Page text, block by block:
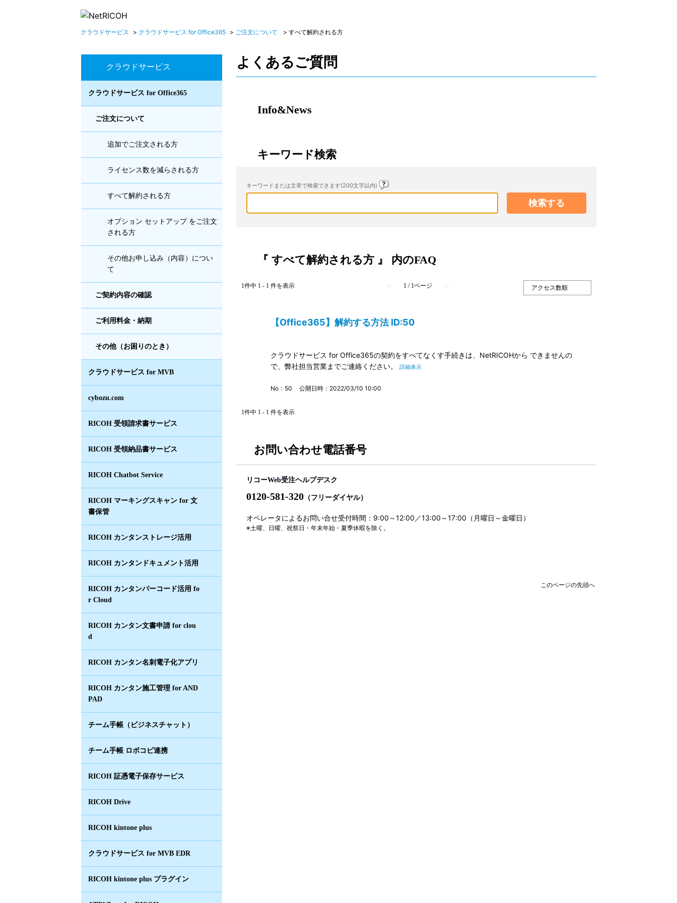
クラウドサービス > クラウドサービス for Office365 > ご注文について > すべて解約される方
クラウドサービス
クラウドサービス for Office365
ご注文について
追加でご注文される方
ライセンス数を減らされる方
すべて解約される方
オプション セットアップ をご注文
される方
その他お申し込み（内容）につい
て
ご契約内容の確認
ご利用料金・納期
その他（お困りのとき）
クラウドサービス for MVB
cybozu.com
RICOH 受領請求書サービス
RICOH 受領納品書サービス
RICOH Chatbot Service
RICOH マーキングスキャン for 文
書保管
RICOH カンタンストレージ活用
RICOH カンタンドキュメント活用
RICOH カンタンバーコード活用 fo
r Cloud
RICOH カンタン文書申請 for clou
d
RICOH カンタン名刺電子化アプリ
RICOH カンタン施工管理 for AND
PAD
チーム手帳（ビジネスチャット）
チーム手帳 ロボコピ連携
RICOH 証憑電子保存サービス
RICOH Drive
RICOH kintone plus
クラウドサービス for MVB EDR
RICOH kintone plus プラグイン
よくあるご質問
Info&News
キーワード検索
キーワードまたは文章で検索できます(200文字以内)
『 すべて解約される方 』 内のFAQ
1件中 1 - 1 件を表示 ≪ 1 / 1ページ ≫
【Office365】解約する方法 ID:50
クラウドサービス for Office365の契約をすべてなくす手続きは、NetRICOHから できませんの
で、弊社担当営業までご連絡ください。
詳細表示
No：50 公開日時：2022/03/10 10:00
1件中 1 - 1 件を表示
お問い合わせ電話番号
リコーWeb受注ヘルプデスク
0120-581-320 （フリーダイヤル）
オペレータによるお問い合せ受付時間：9:00～12:00／13:00～17:00（月曜日～金曜日）
※土曜、日曜、祝祭日・年末年始・夏季休暇を除く。
このページの先頭へ